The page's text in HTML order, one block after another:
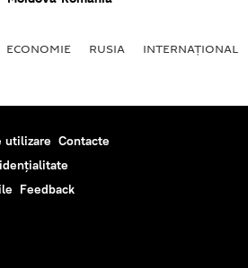
ECONOMIE RUSIA INTERNAŢIONAL
utilizare Contacte
Feedback